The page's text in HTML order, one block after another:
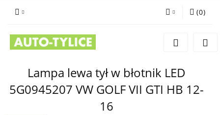
Zaloguj się
Dodaj zgłoszenie
(0)
Lampa lewa tył w błotnik LED
5G0945207 VW GOLF VII GTI HB 12-
16